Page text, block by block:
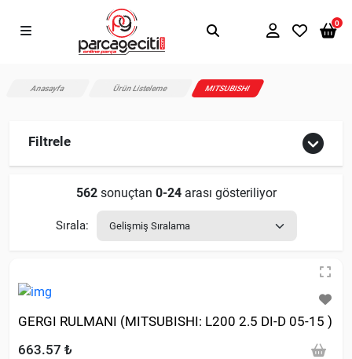
0
Anasayfa Ürün Listeleme MITSUBISHI
Filtrele
562sonuçtan 0-24arası gösteriliyor
Sırala:
GERGI RULMANI (MITSUBISHI: L200 2.5 DI-D 05-15 )
663.57 ₺